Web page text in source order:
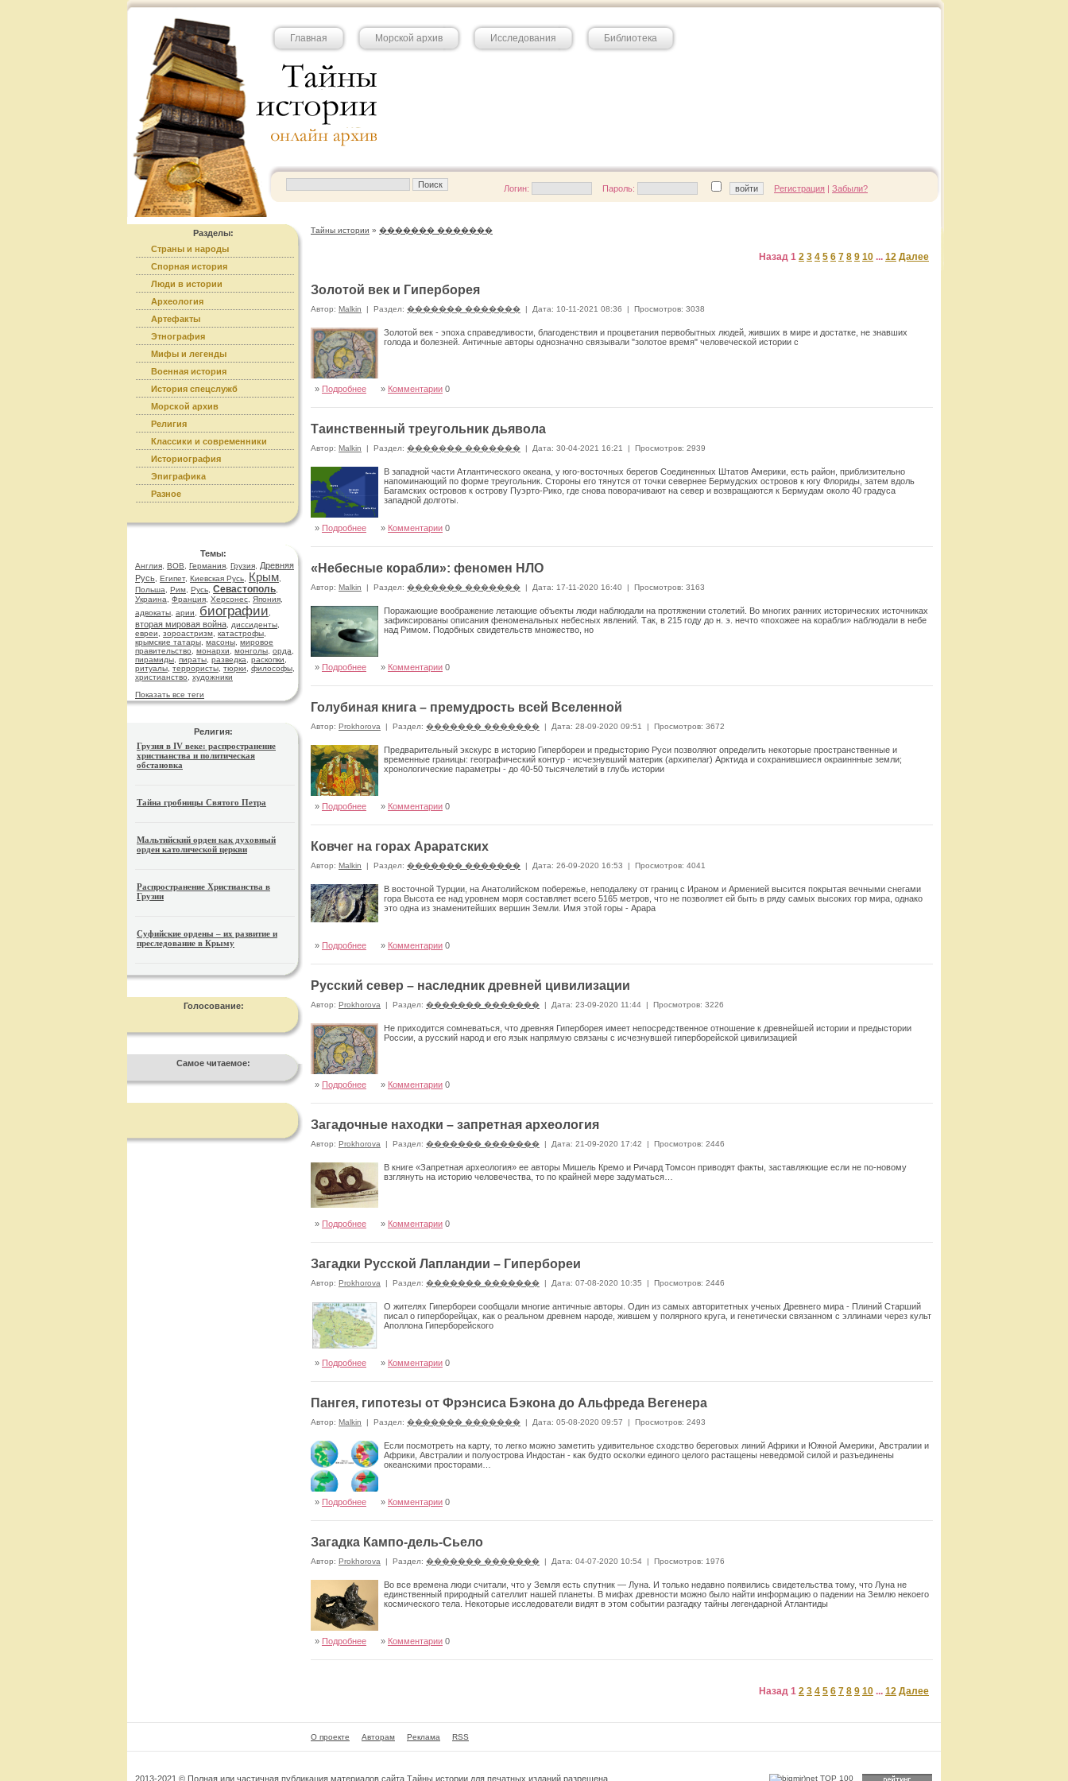
Главная Морской архив Исследования Библиотека
Логин: Пароль: Регистрация | Забыли?
Разделы:
Страны и народы
Спорная история
Люди в истории
Археология
Артефакты
Этнография
Мифы и легенды
Военная история
История спецслужб
Морской архив
Религия
Классики и современники
Историография
Эпиграфика
Разное
Темы:
Англия ВОВ Германия Грузия
Древняя
Русь Египет, Киевская Русь Крым
Польша
Рим Русь Севастополь
Украина
Франция Херсонес Япония
адвокаты арии биографии
вторая мировая война диссиденты
евреи
зороастризм катастрофы
крымские татары масоны мировое
правительство
монархи монголы орда
пирамиды пираты разведка раскопки
ритуалы террористы тюрки философы
христианство
художники
Показать все теги
Религия:
Грузия в IV веке: распространение
христианства и политическая
обстановка
Тайна гробницы Святого Петра
Мальтийский орден как духовный
орден католической церкви
Распространение Христианства в
Грузии
Суфийские ордены – их развитие и
преследование в Крыму
Голосование:
Самое читаемое:
Тайны истории » ������� �������
Назад 1 2 3 4 5 6 7 8 9 10 ... 12 Далее
Золотой век и Гиперборея
Автор: Malkin | Раздел: ������� ������� | Дата: 10-11-2021 08:36 | Просмотров: 3038
Золотой век - эпоха справедливости, благоденствия и процветания первобытных людей, живших в мире и достатке, не знавших
голода и болезней. Античные авторы однозначно связывали "золотое время" человеческой истории с
» Подробнее » Комментарии 0
Таинственный треугольник дьявола
Автор: Malkin | Раздел: ������� ������� | Дата: 30-04-2021 16:21 | Просмотров: 2939
В западной части Атлантического океана, у юго-восточных берегов Соединенных Штатов Америки, есть район, приблизительно
напоминающий по форме треугольник. Стороны его тянутся от точки севернее Бермудских островов к югу Флориды, затем вдоль
Багамских островов к острову Пуэрто-Рико, где снова поворачивают на север и возвращаются к Бермудам около 40 градуса
западной долготы.
» Подробнее » Комментарии 0
«Небесные корабли»: феномен НЛО
Автор: Malkin | Раздел: ������� ������� | Дата: 17-11-2020 16:40 | Просмотров: 3163
Поражающие воображение летающие объекты люди наблюдали на протяжении столетий. Во многих ранних исторических источниках
зафиксированы описания феноменальных небесных явлений. Так, в 215 году до н. э. нечто «похожее на корабли» наблюдали в небе
над Римом. Подобных свидетельств множество, но
» Подробнее » Комментарии 0
Голубиная книга – премудрость всей Вселенной
Автор: Prokhorova | Раздел: ������� ������� | Дата: 28-09-2020 09:51 | Просмотров: 3672
Предварительный экскурс в историю Гипербореи и предысторию Руси позволяют определить некоторые пространственные и
временные границы: географический контур - исчезнувший материк (архипелаг) Арктида и сохранившиеся окраиннные земли;
хронологические параметры - до 40-50 тысячелетий в глубь истории
» Подробнее » Комментарии 0
Ковчег на горах Араратских
Автор: Malkin | Раздел: ������� ������� | Дата: 26-09-2020 16:53 | Просмотров: 4041
В восточной Турции, на Анатолийском побережье, неподалеку от границ с Ираном и Арменией высится покрытая вечными снегами
гора Высота ее над уровнем моря составляет всего 5165 метров, что не позволяет ей быть в ряду самых высоких гор мира, однако
это одна из знаменитейших вершин Земли. Имя этой горы - Арара
» Подробнее » Комментарии 0
Русский север – наследник древней цивилизации
Автор: Prokhorova | Раздел: ������� ������� | Дата: 23-09-2020 11:44 | Просмотров: 3226
Не приходится сомневаться, что древняя Гиперборея имеет непосредственное отношение к древнейшей истории и предыстории
России, а русский народ и его язык напрямую связаны с исчезнувшей гиперборейской цивилизацией
» Подробнее » Комментарии 0
Загадочные находки – запретная археология
Автор: Prokhorova | Раздел: ������� ������� | Дата: 21-09-2020 17:42 | Просмотров: 2446
В книге «Запретная археология» ее авторы Мишель Кремо и Ричард Томсон приводят факты, заставляющие если не по-новому
взглянуть на историю человечества, то по крайней мере задуматься…
» Подробнее » Комментарии 0
Загадки Русской Лапландии – Гипербореи
Автор: Prokhorova | Раздел: ������� ������� | Дата: 07-08-2020 10:35 | Просмотров: 2446
О жителях Гипербореи сообщали многие античные авторы. Один из самых авторитетных ученых Древнего мира - Плиний Старший
писал о гиперборейцах, как о реальном древнем народе, жившем у полярного круга, и генетически связанном с эллинами через культ
Аполлона Гиперборейского
» Подробнее » Комментарии 0
Пангея, гипотезы от Фрэнсиса Бэкона до Альфреда Вегенера
Автор: Malkin | Раздел: ������� ������� | Дата: 05-08-2020 09:57 | Просмотров: 2493
Если посмотреть на карту, то легко можно заметить удивительное сходство береговых линий Африки и Южной Америки, Австралии и
Африки, Австралии и полуострова Индостан - как будто осколки единого целого растащены неведомой силой и разъединены
океанскими просторами…
» Подробнее » Комментарии 0
Загадка Кампо-дель-Сьело
Автор: Prokhorova | Раздел: ������� ������� | Дата: 04-07-2020 10:54 | Просмотров: 1976
Во все времена люди считали, что у Земля есть спутник — Луна. И только недавно появились свидетельства тому, что Луна не
единственный природный сателлит нашей планеты. В мифах древности можно было найти информацию о падении на Землю некоего
космического тела. Некоторые исследователи видят в этом событии разгадку тайны легендарной Атлантиды
» Подробнее » Комментарии 0
Назад 1 2 3 4 5 6 7 8 9 10 ... 12 Далее
О проекте Авторам Реклама RSS
2013-2021 © Полная или частичная публикация материалов сайта Тайны истории для печатных изданий разрешена